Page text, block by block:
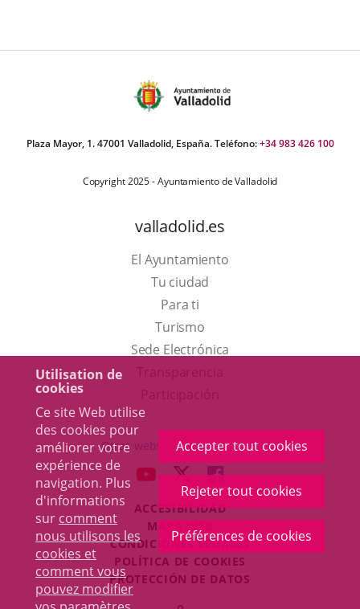
Utilisation de
cookies
Ce site Web utilise
des cookies pour
améliorer votre
expérience de
navigation. Plus
d'informations
sur comment
nous utilisons les
cookies et
comment vous
pouvez modifier
Accepter tout cookies
Rejeter tout cookies
Préférences de cookies
Plaza Mayor, 1. 47001 Valladolid, España. Teléfono:+34 983 426 100
Copyright 2025 - Ayuntamiento de Valladolid
valladolid.es
El Ayuntamiento
Tu ciudad
Para ti
TurismoEste
enlace
una
ventana
nueva.
Sede Electrónica
externa.
Otras webs del ayuntamiento
ENLACE
UNA
APLICACIÓN
EXTERNA.
ENLACE
A
UNA
APLICACIÓN
EXTERNA.
ENLACE
A
UNA
APLICACIÓN
EXTERNA.
ACCESIBILIDAD
MAPA WEB
CONDICIONES LEGALES
POLÍTICA DE COOKIES
PROTECCIÓN DE DATOS